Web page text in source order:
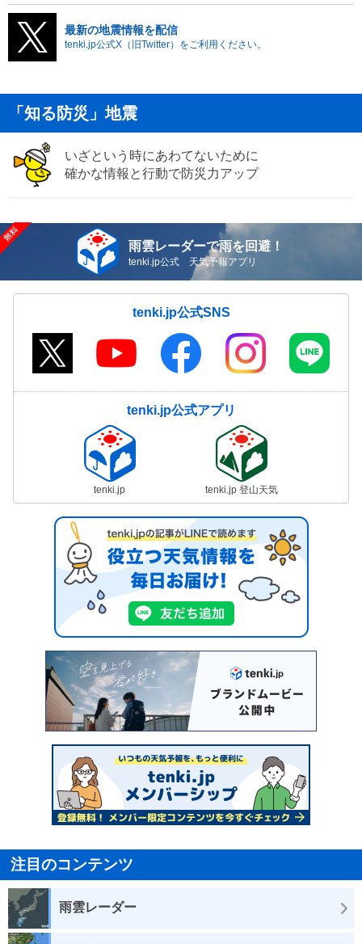
最新の地震情報を配信
tenki.jp公式X（旧Twitter）をご利用ください。
「知る防災」地震
いざという時にあわてないために
確かな情報と行動で防災力アップ
雨雲レーダーで雨を回避！
tenki.jp公式 天気予報アプリ
tenki.jp公式SNS
tenki.jp公式アプリ
tenki.jp tenki.jp 登山天気
注目のコンテンツ
雨雲レーダー